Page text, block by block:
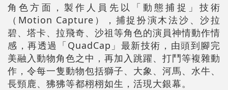
角色方面，製作人員先以「動態捕捉」技術
（Motion Capture），捕捉扮演木法沙、沙拉
碧、塔卡、拉飛奇、沙祖等角色的演員神情動作情
感，再透過「QuadCap」最新技術，由頭到腳完
美融入動物角色之中，再加入跳躍、打鬥等複雜動
作，令每一隻動物包括獅子、大象、河馬、水牛、
長頸鹿、狒狒等都栩栩如生，活現大銀幕。